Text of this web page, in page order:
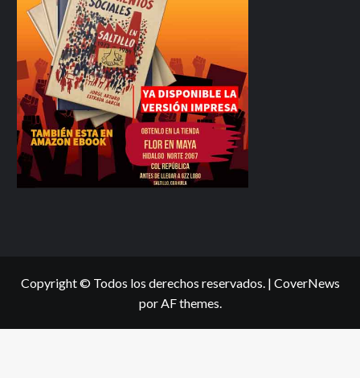
Copyright © Todos los derechos reservados. | CoverNews
por AF themes.